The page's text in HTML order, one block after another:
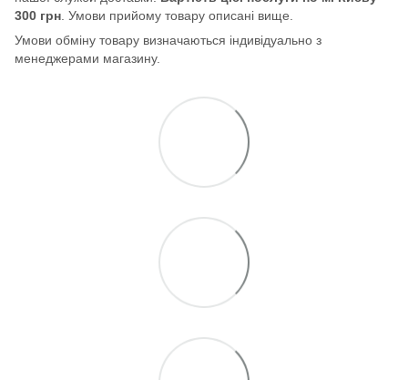
300 грн . Умови прийому товару описані вище.
Умови обміну товару визначаються індивідуально з
менеджерами магазину.